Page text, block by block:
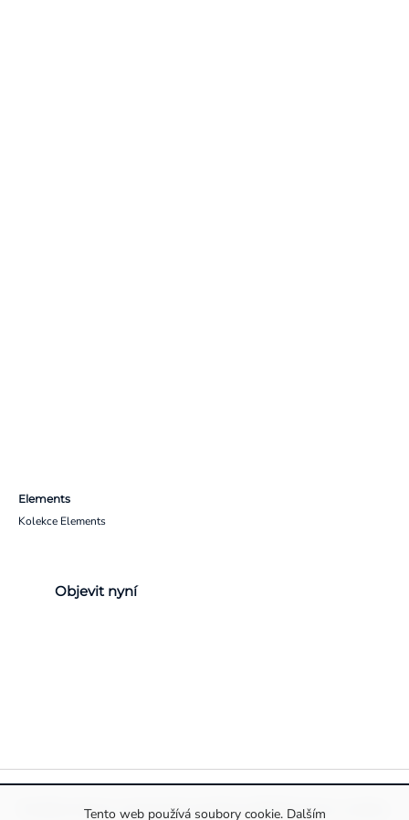
Tento web používá soubory cookie. Dalším
Elements
Kolekce Elements
Objevit nyní
Pravidla ochrany a zpracování osobních údajůInformace o cookies